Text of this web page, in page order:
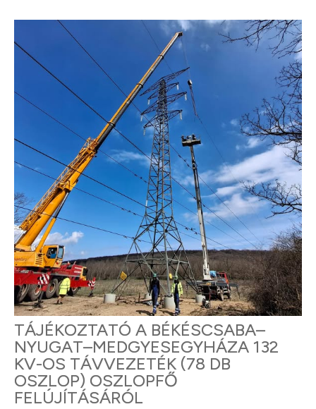
TÁJÉKOZTATÓ A BÉKÉSCSABA–
NYUGAT–MEDGYESEGYHÁZA 132
KV-OS TÁVVEZETÉK (78 DB
OSZLOP) OSZLOPFŐ
FELÚJÍTÁSÁRÓL